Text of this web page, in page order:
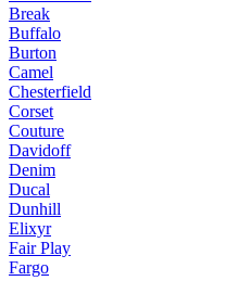
Break
Buffalo
Burton
Camel
Chesterfield
Corset
Couture
Davidoff
Denim
Ducal
Dunhill
Elixyr
Fair Play
Fargo